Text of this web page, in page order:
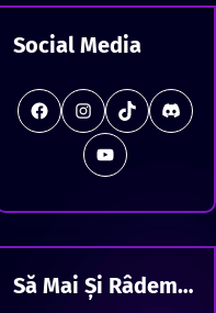
h
Social Media
# Instagram TikTok Discord
Station Offline
Să Mai Și Râdem…